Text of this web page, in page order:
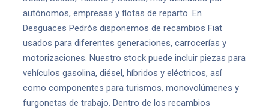
autónomos, empresas y flotas de reparto. En
Desguaces Pedrós disponemos de recambios Fiat
usados para diferentes generaciones, carrocerías y
motorizaciones. Nuestro stock puede incluir piezas para
vehículos gasolina, diésel, híbridos y eléctricos, así
como componentes para turismos, monovolúmenes y
furgonetas de trabajo. Dentro de los recambios